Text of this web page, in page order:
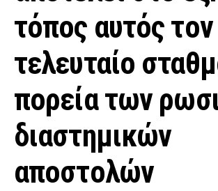
τόπος αυτός τον
τελευταίο
πορεία των
διαστημικών
αποστολών